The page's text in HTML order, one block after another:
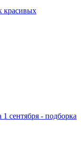
красивых
сентября - подборка